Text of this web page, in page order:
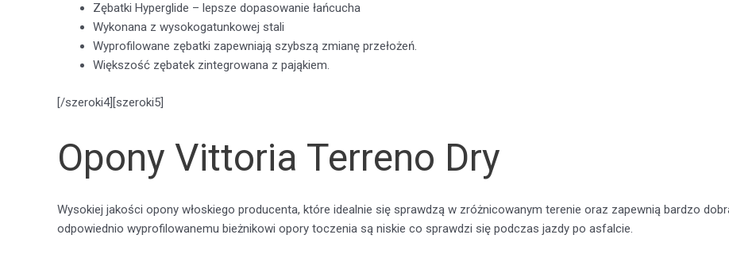
Zębatki Hyperglide – lepsze dopasowanie łańcucha
Wykonana z wysokogatunkowej stali
Wyprofilowane zębatki zapewniają szybszą zmianę przełożeń.
Większość zębatek zintegrowana z pająkiem.
[/szeroki4][szeroki5]
Opony Vittoria Terreno Dry
Wysokiej jakości opony włoskiego producenta, które idealnie się sprawdzą w zróżnicowanym terenie oraz zapewnią bardzo
odpowiednio wyprofilowanemu bieżnikowi opory toczenia są niskie co sprawdzi się podczas jazdy po asfalcie.